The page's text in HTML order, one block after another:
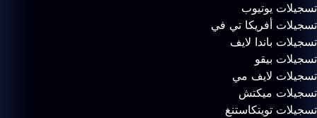
تسجيلات يوتيوب
تسجيلات أفريكا تي في
تسجيلات باندا لايف
تسجيلات بيقو
تسجيلات لايف مي
تسجيلات ميكتش
تسجيلات تويتكاستنغ